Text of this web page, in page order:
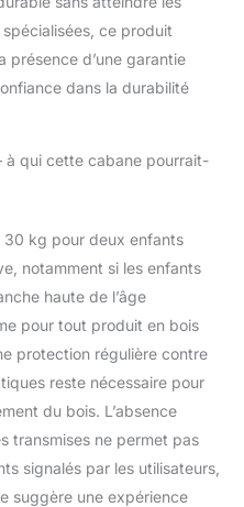
ce produit
présence d’une garantie
dans la durabilité
qui cette cabane pourrait-
kg pour deux enfants
notamment si les enfants
haute de l’âge
pour tout produit en bois
protection régulière contre
reste nécessaire pour
du bois. L’absence
transmises ne permet pas
signalés par les utilisateurs,
suggère une expérience